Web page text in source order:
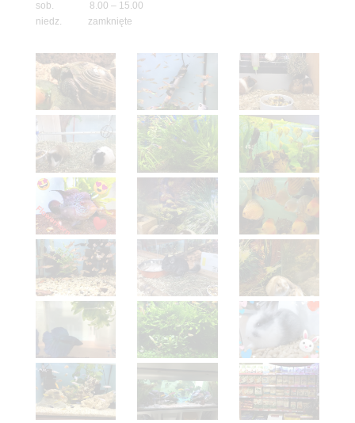
sob. 8.00 – 15.00
niedz. zamknięte